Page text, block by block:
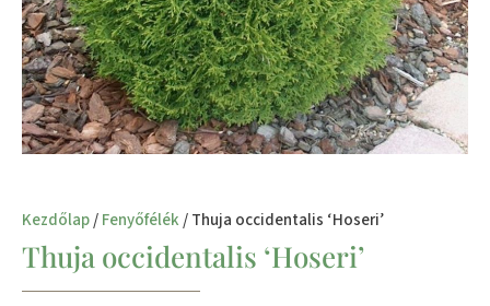
Kezdőlap/Fenyőfélék/ Thuja occidentalis ‘Hoseri’
Thuja occidentalis ‘Hoseri’